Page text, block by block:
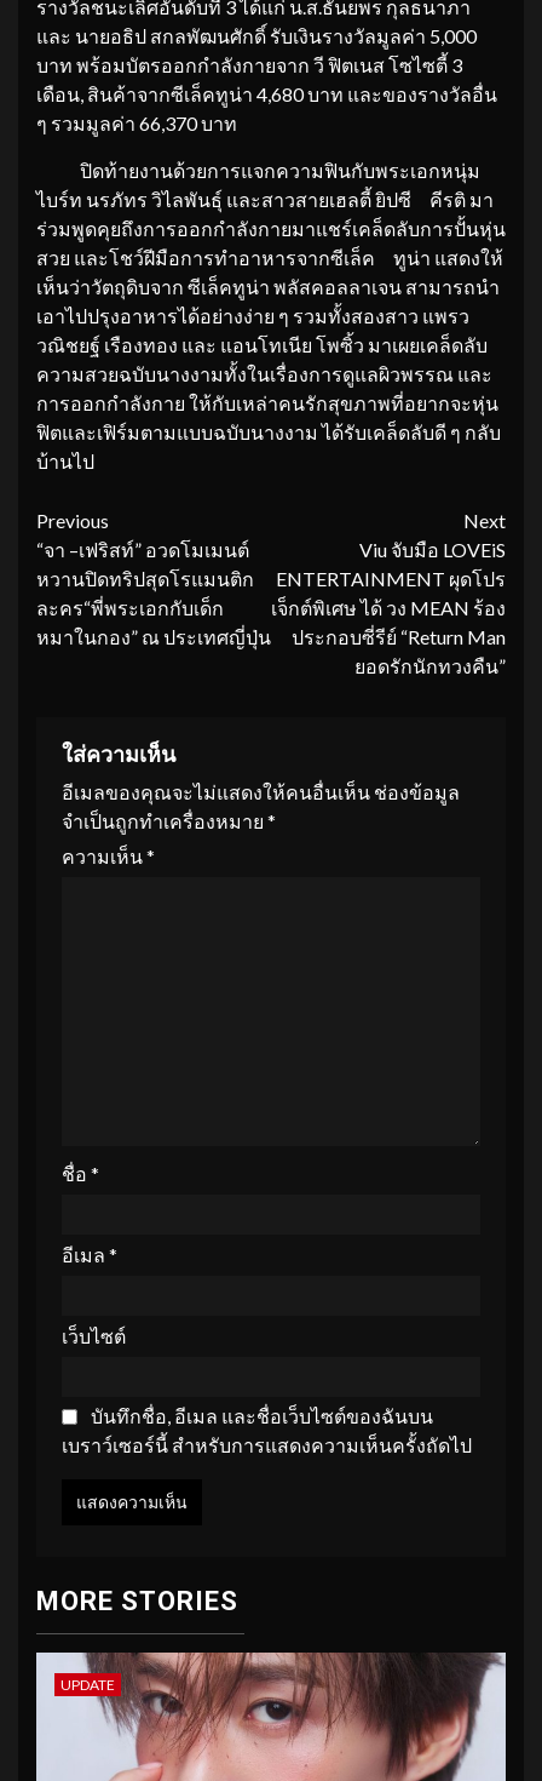
รางวัลชนะเลิศอันดับที่ 3 ได้แก่ น.ส.ธันยพร กุลธนาภา
และ นายอธิป สกลพัฒนศักดิ์ รับเงินรางวัลมูลค่า 5,000
บาท พร้อมบัตรออกกำลังกายจาก วี ฟิตเนส โซไซตี้ 3
เดือน, สินค้าจากซีเล็คทูน่า 4,680 บาท และของรางวัลอื่น
ๆ รวมมูลค่า 66,370 บาท
ปิดท้ายงานด้วยการแจกความฟินกับพระเอกหนุ่ม
ไบร์ท นรภัทร วิไลพันธุ์ และสาวสายเฮลตี้ ยิปซี คีรติ มา
ร่วมพูดคุยถึงการออกกำลังกายมาแชร์เคล็ดลับการปั้นหุ่น
สวย และโชว์ฝีมือการทำอาหารจากซีเล็ค ทูน่า แสดงให้
เห็นว่าวัตถุดิบจาก ซีเล็คทูน่า พลัสคอลลาเจน สามารถนำ
เอาไปปรุงอาหารได้อย่างง่าย ๆ รวมทั้งสองสาว แพรว
วณิชยฐ์ เรืองทอง และ แอนโทเนีย โพซิ้ว มาเผยเคล็ดลับ
ความสวยฉบับนางงามทั้งในเรื่องการดูแลผิวพรรณ และ
การออกกำลังกาย ให้กับเหล่าคนรักสุขภาพที่อยากจะหุ่น
ฟิตและเฟิร์มตามแบบฉบับนางงาม ได้รับเคล็ดลับดี ๆ กลับ
บ้านไป
Continue
Reading
Previous
“จา –เฟริสท์” อวดโมเมนต์
หวานปิดทริปสุดโรแมนติก
ละคร“พี่พระเอกกับเด็ก
หมาในกอง” ณ ประเทศญี่ปุ่น
Next
Viu จับมือ LOVEiS
ENTERTAINMENT ผุดโปร
เจ็กต์พิเศษ ได้ วง MEAN ร้อง
ประกอบซี่รีย์ “Return Man
ยอดรักนักทวงคืน”
ใส่ความเห็น
อีเมลของคุณจะไม่แสดงให้คนอื่นเห็น ช่องข้อมูล
จำเป็นถูกทำเครื่องหมาย *
ความเห็น*
ชื่อ *
อีเมล *
เว็บไซต์
บันทึกชื่อ, อีเมล และชื่อเว็บไซต์ของฉันบน
เบราว์เซอร์นี้ สำหรับการแสดงความเห็นครั้งถัดไป
MORE STORIES
UPDATE